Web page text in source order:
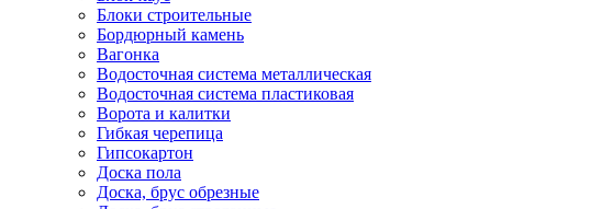
Блоки строительные
Бордюрный камень
Вагонка
Водосточная система металлическая
Водосточная система пластиковая
Ворота и калитки
Гибкая черепица
Гипсокартон
Доска пола
Доска, брус обрезные